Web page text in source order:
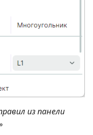
из панели